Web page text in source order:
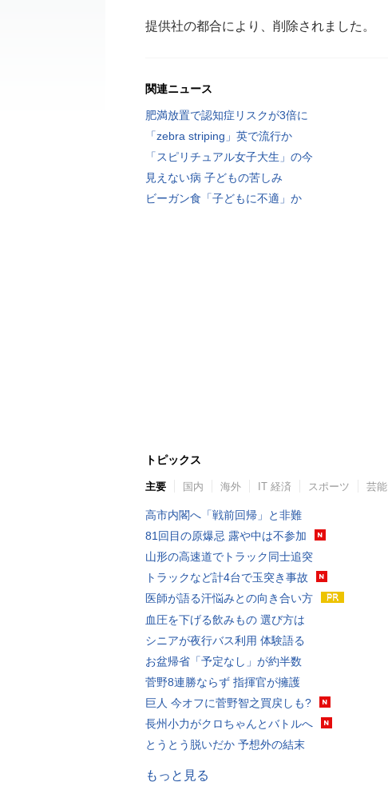
提供社の都合により、削除されました。
関連ニュース
肥満放置で認知症リスクが3倍に
「zebra striping」英で流行か
「スピリチュアル女子大生」の今
見えない病 子どもの苦しみ
ビーガン食「子どもに不適」か
トピックス
主要 国内 海外 IT 経済 スポーツ 芸能
高市内閣へ「戦前回帰」と非難
81回目の原爆忌 露や中は不参加
山形の高速道でトラック同士追突
トラックなど計4台で玉突き事故
医師が語る汗悩みとの向き合い方
血圧を下げる飲みもの 選び方は
シニアが夜行バス利用 体験語る
お盆帰省「予定なし」が約半数
菅野8連勝ならず 指揮官が擁護
巨人 今オフに菅野智之買戻しも?
長州小力がクロちゃんとバトルへ
とうとう脱いだか 予想外の結末
もっと見る